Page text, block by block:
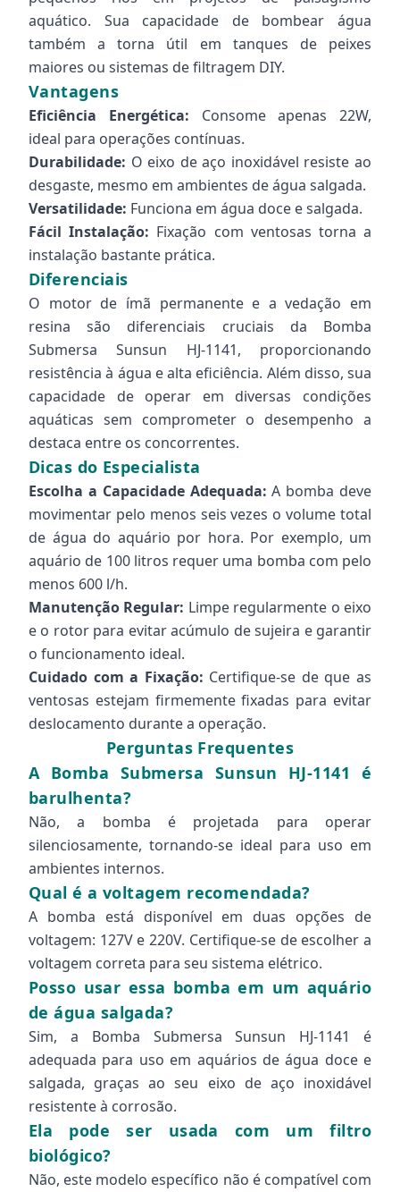
aquático. Sua capacidade de bombear água
também a torna útil em tanques de peixes
maiores ou sistemas de filtragem DIY.
Vantagens
Eficiência Energética: Consome apenas 22W,
ideal para operações contínuas.
Durabilidade: O eixo de aço inoxidável resiste ao
desgaste, mesmo em ambientes de água salgada.
Versatilidade: Funciona em água doce e salgada.
Fácil Instalação: Fixação com ventosas torna a
instalação bastante prática.
Diferenciais
O motor de ímã permanente e a vedação em
resina são diferenciais cruciais da Bomba
Submersa Sunsun HJ-1141, proporcionando
resistência à água e alta eficiência. Além disso, sua
capacidade de operar em diversas condições
aquáticas sem comprometer o desempenho a
destaca entre os concorrentes.
Dicas do Especialista
Escolha a Capacidade Adequada: A bomba deve
movimentar pelo menos seis vezes o volume total
de água do aquário por hora. Por exemplo, um
aquário de 100 litros requer uma bomba com pelo
menos 600 l/h.
Manutenção Regular: Limpe regularmente o eixo
e o rotor para evitar acúmulo de sujeira e garantir
o funcionamento ideal.
Cuidado com a Fixação: Certifique-se de que as
ventosas estejam firmemente fixadas para evitar
deslocamento durante a operação.
Perguntas Frequentes
A Bomba Submersa Sunsun HJ-1141 é
barulhenta?
Não, a bomba é projetada para operar
silenciosamente, tornando-se ideal para uso em
ambientes internos.
Qual é a voltagem recomendada?
A bomba está disponível em duas opções de
voltagem: 127V e 220V. Certifique-se de escolher a
voltagem correta para seu sistema elétrico.
Posso usar essa bomba em um aquário
de água salgada?
Sim, a Bomba Submersa Sunsun HJ-1141 é
adequada para uso em aquários de água doce e
salgada, graças ao seu eixo de aço inoxidável
resistente à corrosão.
Ela pode ser usada com um filtro
biológico?
Não, este modelo específico não é compatível com